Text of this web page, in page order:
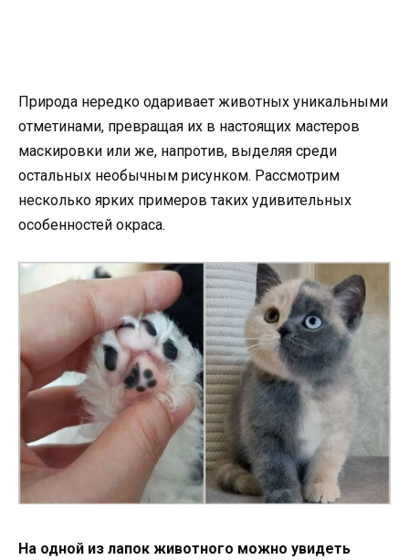
Природа нередко одаривает животных уникальными
отметинами, превращая их в настоящих мастеров
маскировки или же, напротив, выделяя среди
остальных необычным рисунком. Рассмотрим
несколько ярких примеров таких удивительных
особенностей окраса.
На одной из лапок животного можно увидеть